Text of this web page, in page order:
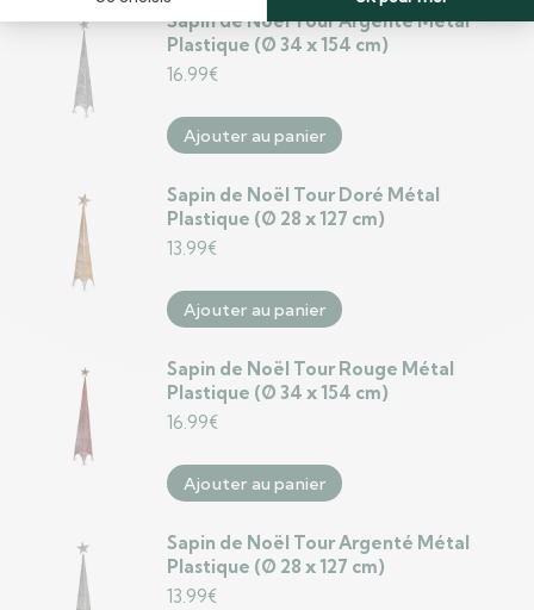
Sapin de Noël Tour Argenté Métal
Plastique (Ø 34 x 154 cm)
16.99€
Ajouter au panier
Sapin de Noël Tour Doré Métal
Plastique (Ø 28 x 127 cm)
13.99€
Ajouter au panier
Sapin de Noël Tour Rouge Métal
Plastique (Ø 34 x 154 cm)
16.99€
Ajouter au panier
Sapin de Noël Tour Argenté Métal
Plastique (Ø 28 x 127 cm)
13.99€